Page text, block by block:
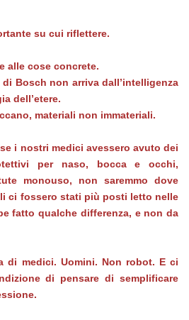
su cui riflettere.
alle cose concrete.
Bosch non arriva dall’intelligenza
dell’etere.
materiali non immateriali.
i nostri medici avessero avuto dei
per naso, bocca e occhi,
monouso, non saremmo dove
ci fossero stati più posti letto nelle
fatto qualche differenza, e non da
di medici. Uomini. Non robot. E ci
di pensare di semplificare